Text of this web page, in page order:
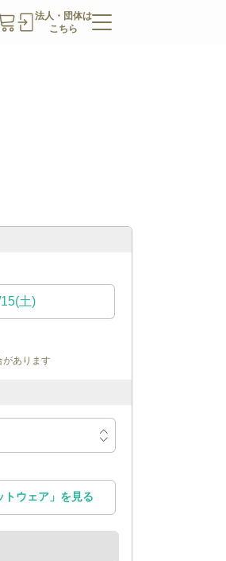
法人・団体は
こちら
あります
トウェア 」を見る